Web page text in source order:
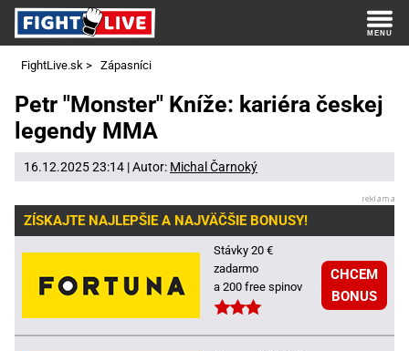
FightLive.sk > Zápasníci
Petr "Monster" Kníže: kariéra českej
legendy MMA
16.12.2025 23:14 | Autor: Michal Čarnoký
ZÍSKAJTE NAJLEPŠIE A NAJVÄČŠIE BONUSY!
Stávky 20 €
zadarmo
a 200 free spinov
CHCEM
BONUS